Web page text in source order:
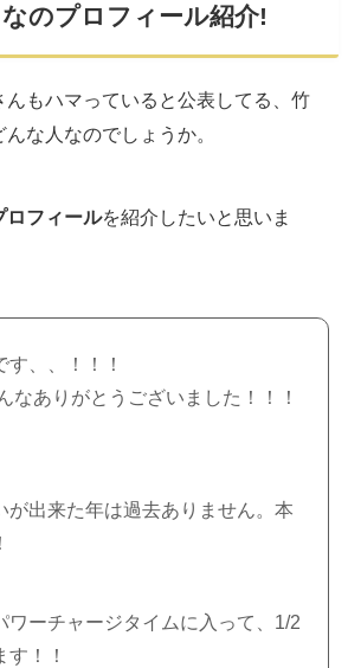
のプロフィール紹介!
んもハマっていると公表してる、竹
な人なのでしょうか。
ロフィールを紹介したいと思いま
、、！！！
なありがとうございました！！！
が出来た年は過去ありません。本
ワーチャージタイムに入って、1/2
す！！